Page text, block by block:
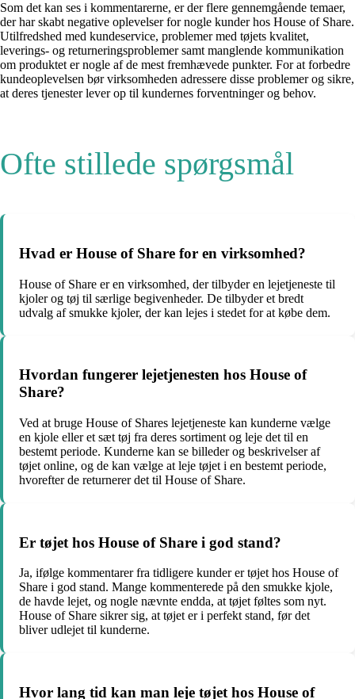
Som det kan ses i kommentarerne, er der flere gennemgående temaer,
der har skabt negative oplevelser for nogle kunder hos House of Share.
Utilfredshed med kundeservice, problemer med tøjets kvalitet,
leverings- og returneringsproblemer samt manglende kommunikation
om produktet er nogle af de mest fremhævede punkter. For at forbedre
kundeoplevelsen bør virksomheden adressere disse problemer og sikre,
at deres tjenester lever op til kundernes forventninger og behov.
Ofte stillede spørgsmål
Hvad er House of Share for en virksomhed?
House of Share er en virksomhed, der tilbyder en lejetjeneste til
kjoler og tøj til særlige begivenheder. De tilbyder et bredt
udvalg af smukke kjoler, der kan lejes i stedet for at købe dem.
Hvordan fungerer lejetjenesten hos House of
Share?
Ved at bruge House of Shares lejetjeneste kan kunderne vælge
en kjole eller et sæt tøj fra deres sortiment og leje det til en
bestemt periode. Kunderne kan se billeder og beskrivelser af
tøjet online, og de kan vælge at leje tøjet i en bestemt periode,
hvorefter de returnerer det til House of Share.
Er tøjet hos House of Share i god stand?
Ja, ifølge kommentarer fra tidligere kunder er tøjet hos House of
Share i god stand. Mange kommenterede på den smukke kjole,
de havde lejet, og nogle nævnte endda, at tøjet føltes som nyt.
House of Share sikrer sig, at tøjet er i perfekt stand, før det
bliver udlejet til kunderne.
Hvor lang tid kan man leje tøjet hos House of